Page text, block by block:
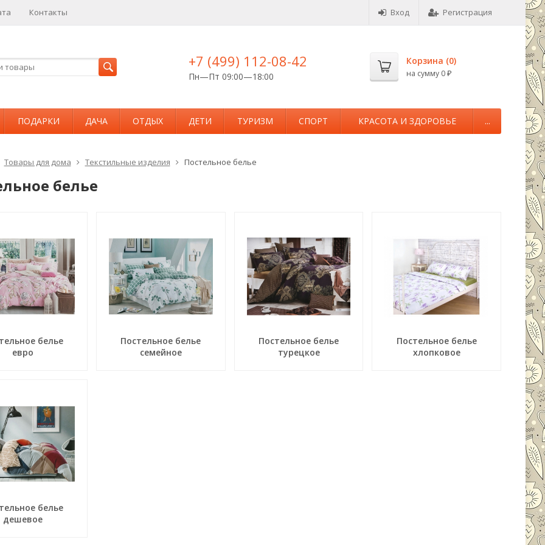
Контакты Вход Регистрация
+7 (499) 112-08-42
Пн—Пт 09:00—18:00
Корзина (0)
на сумму 0 ₽
ПОДАРКИ ДАЧА ОТДЫХ ДЕТИ ТУРИЗМ СПОРТ КРАСОТА И ЗДОРОВЬЕ ...
Товары для дома Текстильные изделия Постельное белье
белье
белье
евро
Постельное белье
семейное
Постельное белье
турецкое
Постельное белье
хлопковое
белье
дешевое